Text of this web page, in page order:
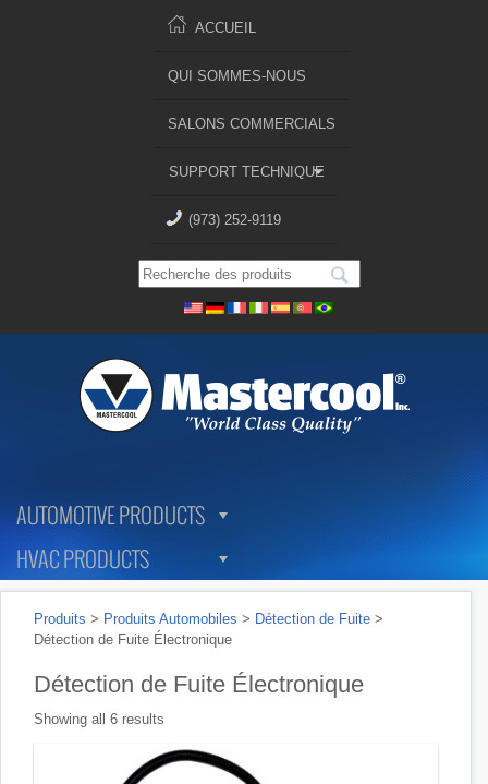
ACCUEIL
QUI SOMMES-NOUS
SALONS COMMERCIALS
SUPPORT TECHNIQUE
(973) 252-9119
AUTOMOTIVE PRODUCTS
HVAC PRODUCTS
Produits > Produits Automobiles > Détection de Fuite >
Détection de Fuite Électronique
Détection de Fuite Électronique
Showing all 6 results